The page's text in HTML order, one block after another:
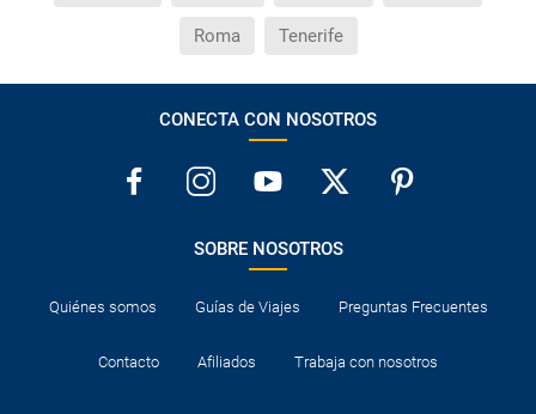
Roma Tenerife
CONECTA CON NOSOTROS
SOBRE NOSOTROS
Quiénes somos Guías de Viajes Preguntas Frecuentes
Contacto Afiliados Trabaja con nosotros